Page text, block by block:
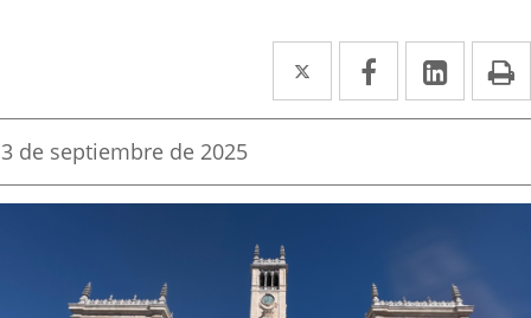
Twitter
Enlace
a
aplicación
Facebook
Enlace
a
aplicación
Enlace
a
Fecha
la
3 de septiembre de 2025